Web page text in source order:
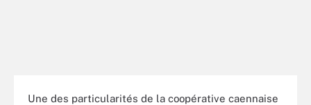
Une des particularités de la coopérative caennaise